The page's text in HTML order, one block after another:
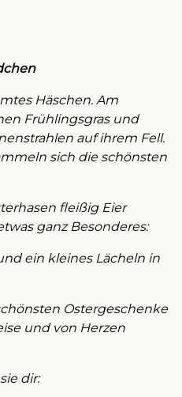
Häschen. Am
Frühlingsgras und
auf ihrem Fell.
sich die schönsten
fleißig Eier
ganz Besonderes:
ein kleines Lächeln in
Ostergeschenke
und von Herzen
dir: